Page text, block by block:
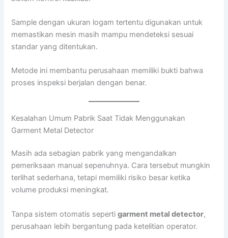
Sample dengan ukuran logam tertentu digunakan untuk
memastikan mesin masih mampu mendeteksi sesuai
standar yang ditentukan.
Metode ini membantu perusahaan memiliki bukti bahwa
proses inspeksi berjalan dengan benar.
Kesalahan Umum Pabrik Saat Tidak Menggunakan
Garment Metal Detector
Masih ada sebagian pabrik yang mengandalkan
pemeriksaan manual sepenuhnya. Cara tersebut mungkin
terlihat sederhana, tetapi memiliki risiko besar ketika
volume produksi meningkat.
Tanpa sistem otomatis sepertigarment metal detector,
perusahaan lebih bergantung pada ketelitian operator.